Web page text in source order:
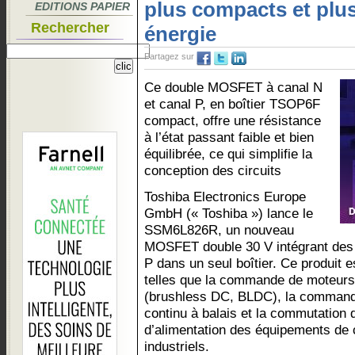
EDITIONS PAPIER
Rechercher
plus compacts et
énergie
Partagez sur
Ce double MOSFET à canal N
et canal P, en boîtier TSOP6F
compact, offre une résistance
à l’état passant faible et bien
équilibrée, ce qui simplifie la
conception des circuits
Toshiba Electronics Europe
GmbH (« Toshiba ») lance le
SSM6L826R, un nouveau
MOSFET double 30 V intégrant
P dans un seul boîtier. Ce produit
telles que la commande de
(brushless DC, BLDC), la
continu à balais et la commutation
d’alimentation des équipements
industriels.